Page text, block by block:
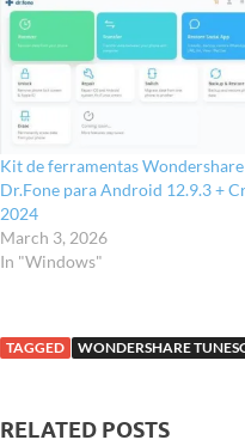
Kit de ferramentas Wondershare
Dr.Fone para Android 12.9.3 +
2024
March 3, 2026
In "Windows"
TAGGED WONDERSHARE
RELATED POSTS